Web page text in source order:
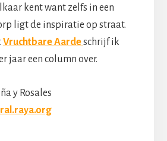
kent want zelfs in een
ligt de inspiratie op straat.
Vruchtbare Aardeschrijf ik
jaar een column over.
y Rosales